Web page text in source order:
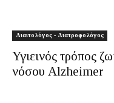
Διαιτολόγος - Διατροφολόγος
Υγιεινός τρόπος
νόσου Alzheimer